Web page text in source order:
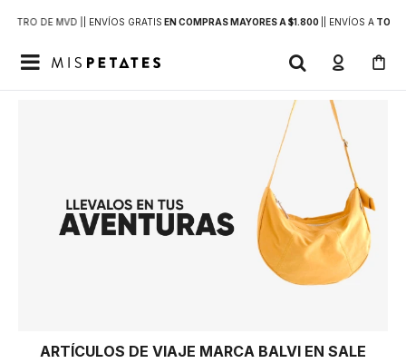
DE MVD | | ENVÍOS GRATIS EN COMPRAS MAYORES A $1.800 | ENVÍOS ATODO

ARTÍCULOS DE VIAJE MARCA BALVI EN SALE